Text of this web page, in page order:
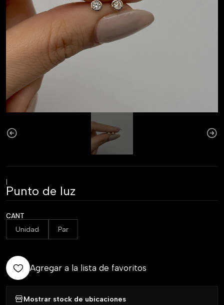
|
Punto de luz
CANT
Unidad Par
Agregar a la lista de favoritos
Mostrar stock de ubicaciones